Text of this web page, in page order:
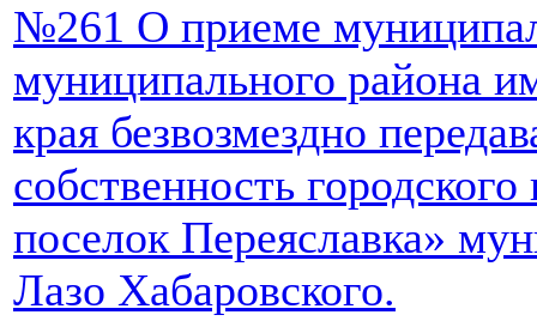
№261 О приеме
муниципального района
края безвозмездно
собственность
поселок Переяславка»
Лазо Хабаровского.